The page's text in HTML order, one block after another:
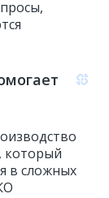
который
в сложных